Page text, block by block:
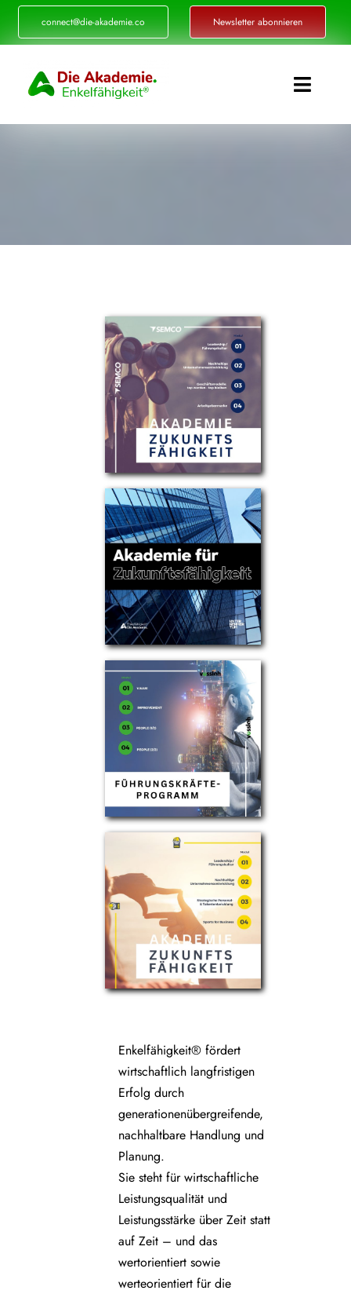
Zum
Inhalt
connect@die-akademie.co Newsletter abonnieren
Toggle
Standorte
Partner
Über uns
Enkelfähigkeit® fördert
wirtschaftlich langfristigen
Erfolg durch
generationenübergreifende,
nachhaltbare Handlung und
Planung.
Sie steht für wirtschaftliche
Leistungsqualität und
Leistungsstärke über Zeit statt
auf Zeit – und das
wertorientiert sowie
werteorientiert für die